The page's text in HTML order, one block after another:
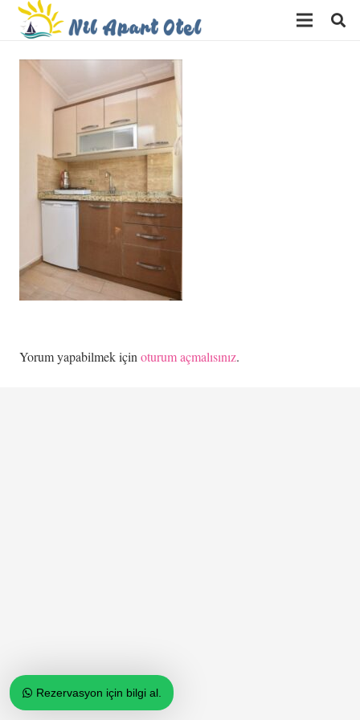
Rezervasyon için bilgi al.
Yorum yapabilmek için oturum açmalısınız.